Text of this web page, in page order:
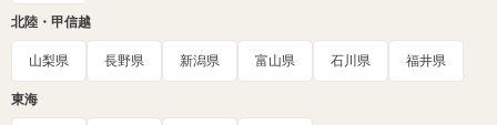
北陸・甲信越
山梨県 長野県 新潟県 富山県 石川県 福井県
東海